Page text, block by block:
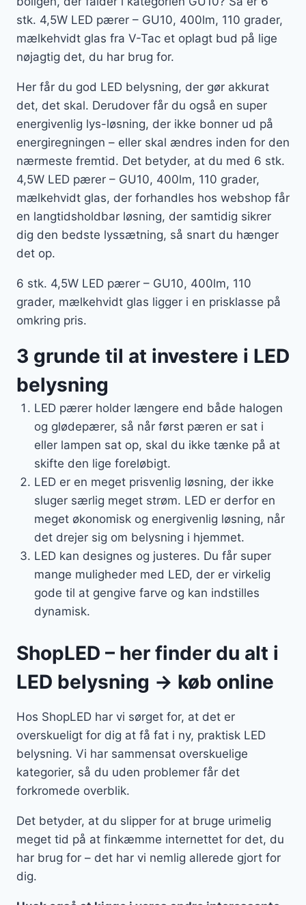
stk. 4,5W LED pærer – GU10, 400lm, 110 grader,
mælkehvidt glas fra V-Tac et oplagt bud på lige
nøjagtig det, du har brug for.
Her får du god LED belysning, der gør akkurat
det, det skal. Derudover får du også en super
energivenlig lys-løsning, der ikke bonner ud på
energiregningen – eller skal ændres inden for den
nærmeste fremtid. Det betyder, at du med 6 stk.
4,5W LED pærer – GU10, 400lm, 110 grader,
mælkehvidt glas, der forhandles hos webshop får
en langtidsholdbar løsning, der samtidig sikrer
dig den bedste lyssætning, så snart du hænger
det op.
6 stk. 4,5W LED pærer – GU10, 400lm, 110
grader, mælkehvidt glas ligger i en prisklasse på
omkring pris.
3 grunde til at investere i LED
belysning
LED pærer holder længere end både halogen
og glødepærer, så når først pæren er sat i
eller lampen sat op, skal du ikke tænke på at
skifte den lige foreløbigt.
LED er en meget prisvenlig løsning, der ikke
sluger særlig meget strøm. LED er derfor en
meget økonomisk og energivenlig løsning, når
det drejer sig om belysning i hjemmet.
LED kan designes og justeres. Du får super
mange muligheder med LED, der er virkelig
gode til at gengive farve og kan indstilles
dynamisk.
ShopLED – her finder du alt i
LED belysning → køb online
Hos ShopLED har vi sørget for, at det er
overskueligt for dig at få fat i ny, praktisk LED
belysning. Vi har sammensat overskuelige
kategorier, så du uden problemer får det
forkromede overblik.
Det betyder, at du slipper for at bruge urimelig
meget tid på at finkæmme internettet for det, du
har brug for – det har vi nemlig allerede gjort for
dig.